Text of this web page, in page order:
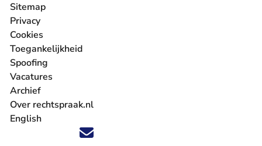
Volg ons op X (Twitter) - U verlaat Rechtspraak.nl
Volg ons op Facebook - U verlaat Rechtspraak.nl
Volg ons op Instagram - U verlaat Rechtspraak.nl
Volg ons op Youtube - U verlaat Rechtspraak.nl
Volg ons op LinkedIn - U verlaat
'Blijf op de hoogte' nieuwsbrief - U verlaat
Sitemap
Privacy
Cookies
Toegankelijkheid
Spoofing
Vacatures
- U verlaat Rechtspraak.nl
Archief
Over rechtspraak.nl
English